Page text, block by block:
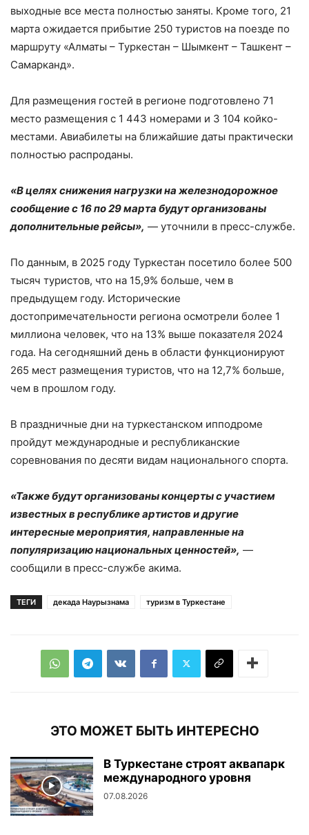
выходные все места полностью заняты. Кроме того, 21
марта ожидается прибытие 250 туристов на поезде по
маршруту «Алматы – Туркестан – Шымкент – Ташкент –
Самарканд».
Для размещения гостей в регионе подготовлено 71
место размещения с 1 443 номерами и 3 104 койко-
местами. Авиабилеты на ближайшие даты практически
полностью распроданы.
«В целях снижения нагрузки на железнодорожное
сообщение с 16 по 29 марта будут организованы
дополнительные рейсы», — уточнили в пресс-службе.
По данным, в 2025 году Туркестан посетило более 500
тысяч туристов, что на 15,9% больше, чем в
предыдущем году. Исторические
достопримечательности региона осмотрели более 1
миллиона человек, что на 13% выше показателя 2024
года. На сегодняшний день в области функционируют
265 мест размещения туристов, что на 12,7% больше,
чем в прошлом году.
В праздничные дни на туркестанском ипподроме
пройдут международные и республиканские
соревнования по десяти видам национального спорта.
«Также будут организованы концерты с участием
известных в республике артистов и другие
интересные мероприятия, направленные на
популяризацию национальных ценностей», —
сообщили в пресс-службе акима.
ТЕГИ декада Наурызнама туризм в Туркестане
ЭТО МОЖЕТ БЫТЬ ИНТЕРЕСНО
В Туркестане строят аквапарк
международного уровня
07.08.2026